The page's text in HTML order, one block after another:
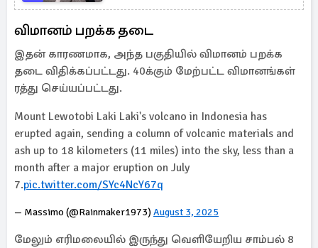
விஞ்ஞானிகள்
விமானம் பறக்க தடை
இதன் காரணமாக, அந்த பகுதியில் விமானம் பறக்க
தடை விதிக்கப்பட்டது. 40க்கும் மேற்பட்ட விமானங்கள்
ரத்து செய்யப்பட்டது.
Mount Lewotobi Laki Laki's volcano in Indonesia has
erupted again, sending a column of volcanic materials and
ash up to 18 kilometers (11 miles) into the sky, less than a
month after a major eruption on July
7.pic.twitter.com/SYc4NcY67q
— Massimo (@Rainmaker1973) August 3, 2025
மேலும் எரிமலையில் இருந்து வெளியேறிய சாம்பல் 8